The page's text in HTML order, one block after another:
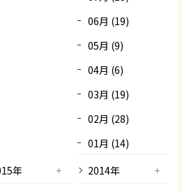
06月 (19)
05月 (9)
04月 (6)
03月 (19)
02月 (28)
01月 (14)
年
2014年